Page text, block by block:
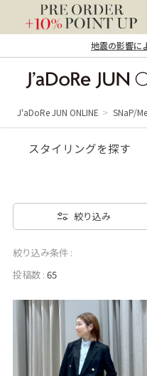
地震の影響に
ン オンライン）
J'aDoRe JUN ONLINE SNaP/
スタイリングを探す
絞り込み
絞り込み条件 :
投稿数 : 65